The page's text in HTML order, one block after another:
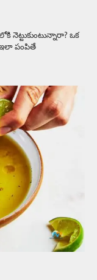
నెట్టుకుంటున్నారా? ఒక
పంపితే